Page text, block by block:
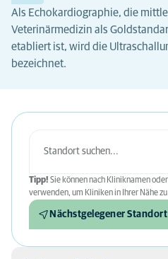
Als Echokardiographie, die
Veterinärmedizin als
etabliert ist, wird die
bezeichnet.
Tipp! Sie können nach Kliniknamen
verwenden, um Kliniken in Ihrer Nähe
Nächstgelegener Standort